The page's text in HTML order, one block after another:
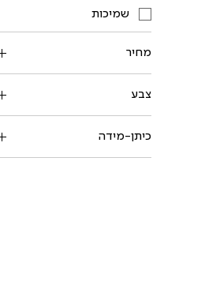
שמיכות
מחיר
צבע
כיתן-מידה
מגבת רחצה 70X130